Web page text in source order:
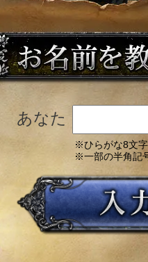
あなた
※ひらがな8文
※一部の半角記